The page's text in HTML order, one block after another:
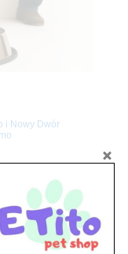
i Nowy Dwór
Najpiękniejsze
– Legionowo i
swojego pupila